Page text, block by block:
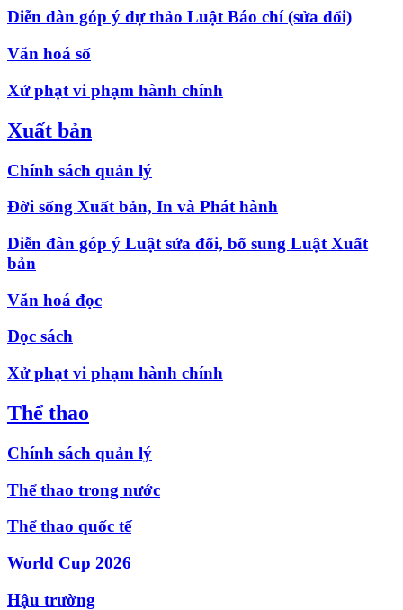
Diễn đàn góp ý dự thảo Luật Báo chí (sửa đổi)
Văn hoá số
Xử phạt vi phạm hành chính
Xuất bản
Chính sách quản lý
Đời sống Xuất bản, In và Phát hành
Diễn đàn góp ý Luật sửa đổi, bổ sung Luật Xuất
bản
Văn hoá đọc
Đọc sách
Xử phạt vi phạm hành chính
Thể thao
Chính sách quản lý
Thể thao trong nước
Thể thao quốc tế
World Cup 2026
Hậu trường